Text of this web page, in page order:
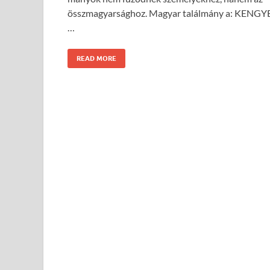
összma­gyar­sághoz. Magyar találmány a:
…
READ MORE